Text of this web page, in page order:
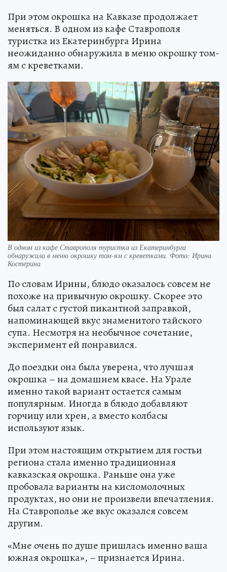
При этом окрошка на Кавказе продолжает
меняться. В одном из кафе Ставрополя
туристка из Екатеринбурга Ирина
неожиданно обнаружила в меню окрошку том-
ям с креветками.
В одном из кафе Ставрополя туристка из Екатеринбурга
обнаружила в меню окрошку том-ям с креветками. Фото: Ирина
Костерина
По словам Ирины, блюдо оказалось совсем не
похоже на привычную окрошку. Скорее это
был салат с густой пикантной заправкой,
напоминающей вкус знаменитого тайского
супа. Несмотря на необычное сочетание,
эксперимент ей понравился.
До поездки она была уверена, что лучшая
окрошка – на домашнем квасе. На Урале
именно такой вариант остается самым
популярным. Иногда в блюдо добавляют
горчицу или хрен, а вместо колбасы
используют язык.
При этом настоящим открытием для гостьи
региона стала именно традиционная
кавказская окрошка. Раньше она уже
пробовала варианты на кисломолочных
продуктах, но они не произвели впечатления.
На Ставрополье же вкус оказался совсем
другим.
«Мне очень по душе пришлась именно ваша
южная окрошка», – признается Ирина.